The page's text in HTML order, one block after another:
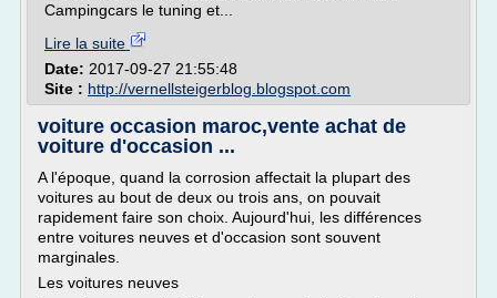
Campingcars le tuning et...
Lire la suite
Date: 2017-09-27 21:55:48
Site : http://vernellsteigerblog.blogspot.com
voiture occasion maroc,vente achat de
voiture d'occasion ...
A l'époque, quand la corrosion affectait la plupart des
voitures au bout de deux ou trois ans, on pouvait
rapidement faire son choix. Aujourd'hui, les différences
entre voitures neuves et d'occasion sont souvent
marginales.
Les voitures neuves